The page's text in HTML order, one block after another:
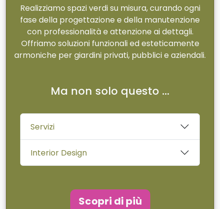
Realizziamo spazi verdi su misura, curando ogni
fase della progettazione e della manutenzione
con professionalità e attenzione ai dettagli.
Offriamo soluzioni funzionali ed esteticamente
armoniche per giardini privati, pubblici e aziendali.
Ma non solo questo ...
Servizi
Interior Design
Scopri di più